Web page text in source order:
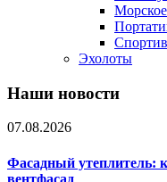
Эхолоты
Наши новости
07.08.2026
Фасадный утеплитель:
вентфасад